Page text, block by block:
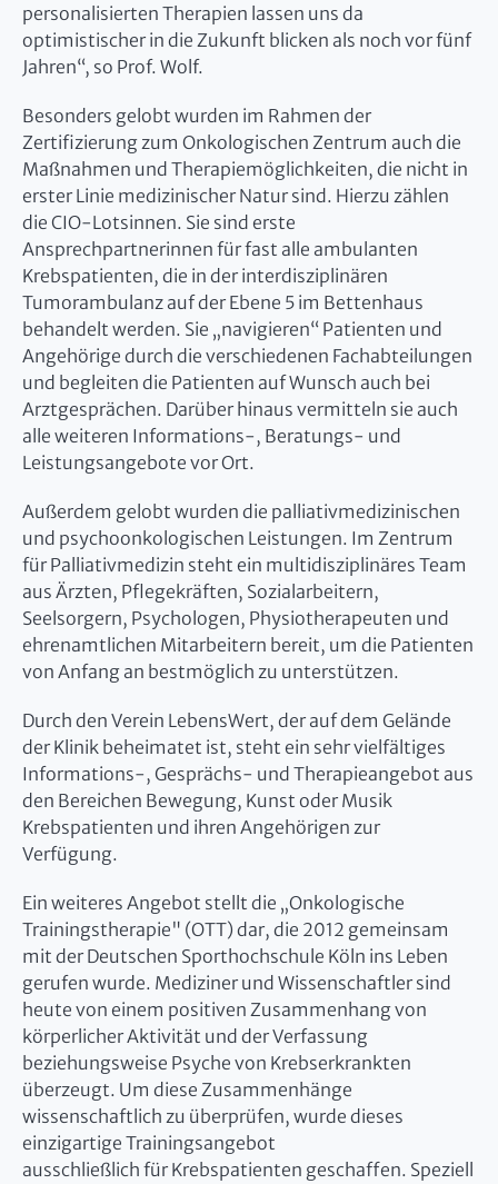
personalisierten Therapien lassen uns da
optimistischer in die Zukunft blicken als noch vor fünf
Jahren“, so Prof. Wolf.
Besonders gelobt wurden im Rahmen der
Zertifizierung zum Onkologischen Zentrum auch die
Maßnahmen und Therapiemöglichkeiten, die nicht in
erster Linie medizinischer Natur sind. Hierzu zählen
die CIO-Lotsinnen. Sie sind erste
Ansprechpartnerinnen für fast alle ambulanten
Krebspatienten, die in der interdisziplinären
Tumorambulanz auf der Ebene 5 im Bettenhaus
behandelt werden. Sie „navigieren“ Patienten und
Angehörige durch die verschiedenen Fachabteilungen
und begleiten die Patienten auf Wunsch auch bei
Arztgesprächen. Darüber hinaus vermitteln sie auch
alle weiteren Informations-, Beratungs- und
Leistungsangebote vor Ort.
Außerdem gelobt wurden die palliativmedizinischen
und psychoonkologischen Leistungen. Im Zentrum
für Palliativmedizin steht ein multidisziplinäres Team
aus Ärzten, Pflegekräften, Sozialarbeitern,
Seelsorgern, Psychologen, Physiotherapeuten und
ehrenamtlichen Mitarbeitern bereit, um die Patienten
von Anfang an bestmöglich zu unterstützen.
Durch den Verein LebensWert, der auf dem Gelände
der Klinik beheimatet ist, steht ein sehr vielfältiges
Informations-, Gesprächs- und Therapieangebot aus
den Bereichen Bewegung, Kunst oder Musik
Krebspatienten und ihren Angehörigen zur
Verfügung.
Ein weiteres Angebot stellt die „Onkologische
Trainingstherapie" (OTT) dar, die 2012 gemeinsam
mit der Deutschen Sporthochschule Köln ins Leben
gerufen wurde. Mediziner und Wissenschaftler sind
heute von einem positiven Zusammenhang von
körperlicher Aktivität und der Verfassung
beziehungsweise Psyche von Krebserkrankten
überzeugt. Um diese Zusammenhänge
wissenschaftlich zu überprüfen, wurde dieses
einzigartige Trainingsangebot
ausschließlich für Krebspatienten geschaffen. Speziell